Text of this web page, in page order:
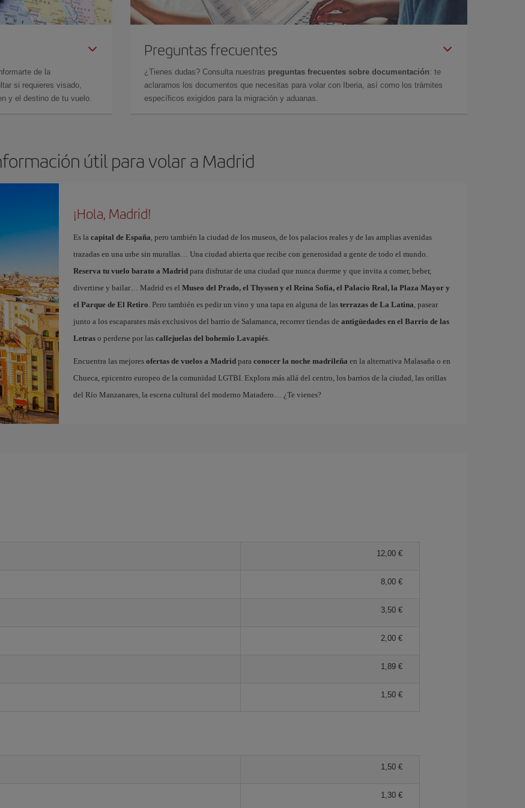
de la
si requieres visado,
y el destino de tu vuelo.
Preguntas frecuentes
¿Tienes dudas? Consulta nuestras preguntas frecuentes sobre documentación: te
aclaramos los documentos que necesitas para volar con Iberia, así como los trámites
específicos exigidos para la migración y aduanas.
útil para volar a Madrid
¡Hola, Madrid!
Es la capital de España, pero también la ciudad de los museos, de los palacios reales y de las amplias avenidas
trazadas en una urbe sin murallas… Una ciudad abierta que recibe con generosidad a gente de todo el mundo.
Reserva tu vuelo barato a Madridpara disfrutar de una ciudad que nunca duerme y que invita a comer, beber,
divertirse y bailar… Madrid es el Museo del Prado, el Thyssen y el Reina Sofía, el Palacio Real, la Plaza Mayor y
el Parque de El Retiro. Pero también es pedir un vino y una tapa en alguna de las terrazas de La Latina, pasear
junto a los escaparates más exclusivos del barrio de Salamanca, recorrer tiendas de antigüedades en el Barrio de las
Letraso perderse por las callejuelas del bohemio Lavapiés.
Encuentra las mejores ofertas de vuelos a Madridpara conocer la noche madrileña en la alternativa Malasaña o en
Chueca, epicentro europeo de la comunidad LGTBI. Explora más allá del centro, los barrios de la ciudad, las orillas
del Río Manzanares, la escena cultural del moderno Matadero… ¿Te vienes?
12,00 €
8,00 €
3,50 €
2,00 €
1,89 €
1,50 €
1,50 €
1,30 €